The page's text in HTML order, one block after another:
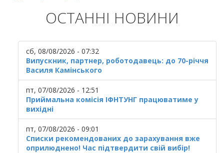
ОСТАННІ НОВИНИ
сб, 08/08/2026 - 07:32
Випускник, партнер, роботодавець: до 70-річчя
Василя Камінського
пт, 07/08/2026 - 12:51
Приймальна комісія ІФНТУНГ працюватиме у
вихідні
пт, 07/08/2026 - 09:01
Списки рекомендованих до зарахування вже
оприлюднено! Час підтвердити свій вибір!